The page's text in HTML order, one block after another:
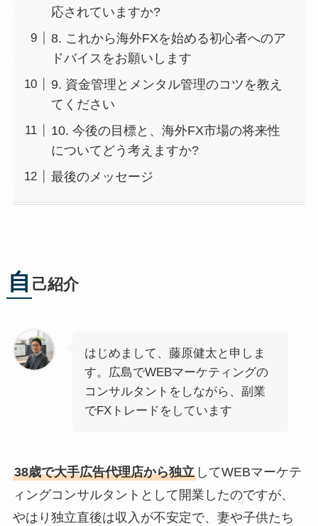
応されていますか?
8. これから海外FXを始める初心者へのア
ドバイスをお願いします
9. 資金管理とメンタル管理のコツを教え
てください
10. 今後の目標と、海外FX市場の将来性
についてどう考えますか?
最後のメッセージ
自 己紹介
はじめまして、藤原健太と申しま
す。広島でWEBマーケティングの
コンサルタントをしながら、副業
でFXトレードをしています
38歳で大手広告代理店から独立してWEBマーケテ
ィングコンサルタントとして開業したのですが、
やはり独立直後は収入が不安定で、妻や子供たち